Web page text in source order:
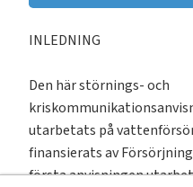
INLEDNING
Den här störnings- och
utarbetats på
finansierats av
första anvisningen